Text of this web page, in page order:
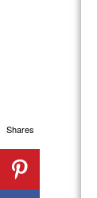
Shares